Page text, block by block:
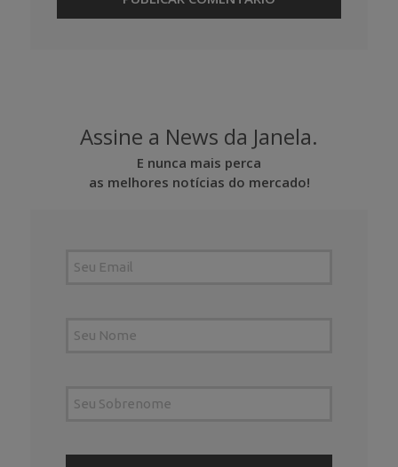
Assine a News da Janela.
E nunca mais perca
as melhores notícias do mercado!